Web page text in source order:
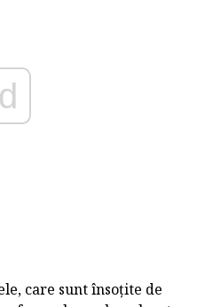
care sunt însoțite de